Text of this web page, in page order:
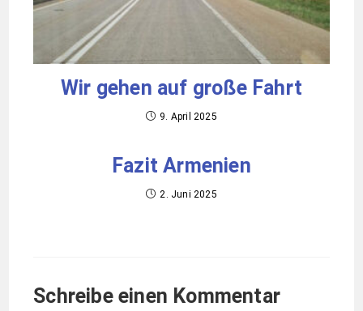
Wir gehen auf große Fahrt
9. April 2025
Fazit Armenien
2. Juni 2025
Schreibe einen Kommentar